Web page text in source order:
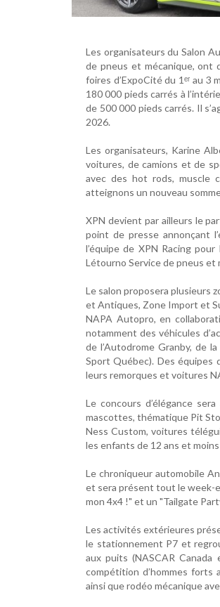
Les organisateurs du Salon
de pneus et mécanique, ont
foires d’ExpoCité du 1ᵉʳ au 3
180 000 pieds carrés à
de 500 000 pieds carrés. Il
2026.
Les organisateurs, Karine
voitures, de camions et de
avec des hot rods, muscle
atteignons un nouveau
XPN devient par ailleurs le
point de presse annonçant
l’équipe de XPN Racing
Létourno Service de pneus et
Le salon proposera plusieurs
et Antiques, Zone Import et
NAPA Autopro, en
notamment des véhicules
de l’Autodrome Granby, de
Sport Québec). Des équipes
leurs remorques et voitures
Le concours d’élégance
mascottes, thématique Pit
Ness Custom, voitures
les enfants de 12 ans et
Le chroniqueur automobile
et sera présent tout le week-
mon 4x4 !" et un "Tailgate
Les activités extérieures
le stationnement P7 et
aux puits (NASCAR
compétition d’hommes forts
ainsi que rodéo mécanique